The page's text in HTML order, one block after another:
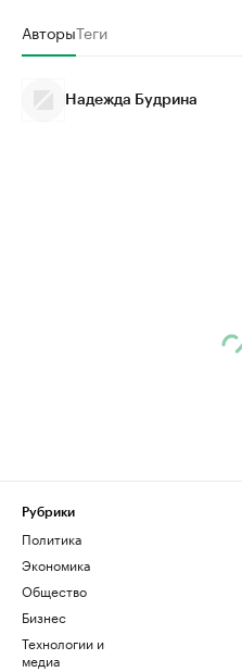
АвторыТеги
Надежда Будрина
Рубрики
Политика
Экономика
Общество
Бизнес
Технологии и
медиа